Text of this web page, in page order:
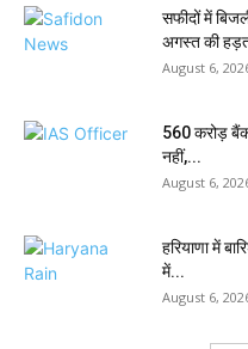
सफीदों में
अगस्त की
August 6,
₹560 करोड़
नहीं,...
August 6,
हरियाणा में
में...
August 6,